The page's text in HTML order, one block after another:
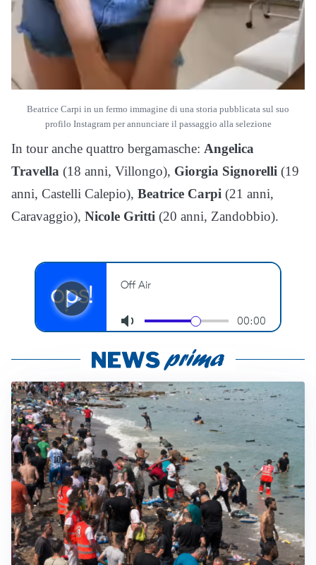
Beatrice Carpi in un fermo immagine di una storia pubblicata sul suo
profilo Instagram per annunciare il passaggio alla selezione
In tour anche quattro bergamasche: Angelica
Travella (18 anni, Villongo), Giorgia Signorelli (19
anni, Castelli Calepio), Beatrice Carpi (21 anni,
Caravaggio), Nicole Gritti (20 anni, Zandobbio).